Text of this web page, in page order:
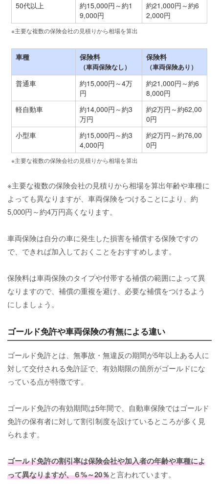
50代以上
約15,000円～約1
9,000円
約21,000円～約6
2,000円
※主要な複数の保険会社の見積りから相場を算出
車種 保険料
（車両保険なし）
保険料
（車両保険あり）
普通車
約15,000円～4万
円
約21,000円～約6
8,000円
軽自動車
約14,000円～約3
万円
約2万円～約62,00
0円
小型車
約15,000円～約3
4,000円
約2万円～約76,00
0円
※主要な複数の保険会社の見積りから相場を算出
※主要な複数の保険会社の見積りから相場を算出年齢や車種に
よっても異なりますが、車両保険をつけることにより、約
5,000円～約4万円高くなります。
車両保険は自分の車に発生した損害を補償する保険ですの
で、できれば加入しておくことをおすすめします。
保険料は車両保険のタイプや付帯する補償の範囲によって異
なりますので、補償の重複を避け、必要な補償をつけるよう
にしましょう。
ゴールド免許や車両保険の有無による違い
ゴールド免許とは、無事故・無違反の期間が5年以上ある人に
対して交付される免許証で、有効期限の箇所がゴールドにな
っている点が特徴です。
ゴールド免許の有効期間は5年間で、自動車保険ではゴールド
免許の保有者に対して割引制度を設けているところが多く見
られます。
ゴールド免許の割引率は保険会社や加入者の年齢や車種によ
って異なりますが、６%～20％と言われています。